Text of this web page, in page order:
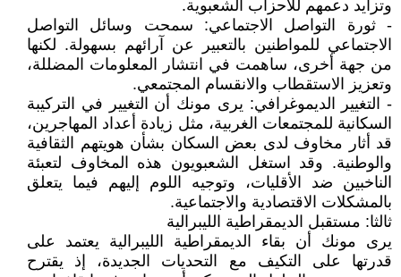
وتزايد دعمهم للأحزاب الشعبوية.
- ثورة التواصل الاجتماعي: سمحت وسائل التواصل
الاجتماعي للمواطنين بالتعبير عن آرائهم بسهولة. لكنها
من جهة أخرى، ساهمت في انتشار المعلومات المضللة،
وتعزيز الاستقطاب والانقسام المجتمعي.
- التغيير الديموغرافي: يرى مونك أن التغيير في التركيبة
السكانية للمجتمعات الغربية، مثل زيادة أعداد المهاجرين،
قد أثار مخاوف لدى بعض السكان بشأن هويتهم الثقافية
والوطنية. وقد استغل الشعبويون هذه المخاوف لتعبئة
الناخبين ضد الأقليات، وتوجيه اللوم إليهم فيما يتعلق
بالمشكلات الاقتصادية والاجتماعية.
ثالثا: مستقبل الديمقراطية الليبرالية
يرى مونك أن بقاء الديمقراطية الليبرالية يعتمد على
قدرتها على التكيف مع التحديات الجديدة، إذ يقترح